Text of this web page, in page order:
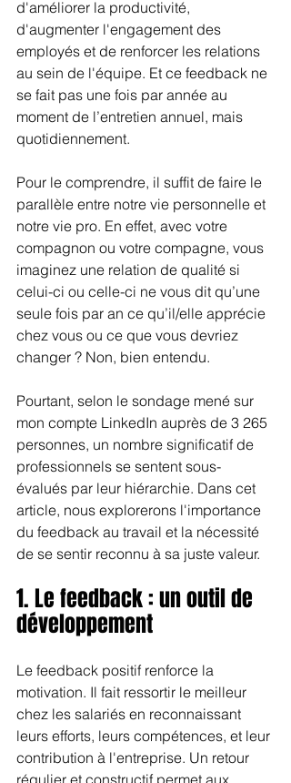
d'améliorer la productivité,
d'augmenter l'engagement des
employés et de renforcer les relations
au sein de l'équipe. Et ce feedback ne
se fait pas une fois par année au
moment de l’entretien annuel, mais
quotidiennement.
Pour le comprendre, il suffit de faire le
parallèle entre notre vie personnelle et
notre vie pro. En effet, avec votre
compagnon ou votre compagne, vous
imaginez une relation de qualité si
celui-ci ou celle-ci ne vous dit qu’une
seule fois par an ce qu’il/elle apprécie
chez vous ou ce que vous devriez
changer ? Non, bien entendu.
Pourtant, selon le sondage mené sur
mon compte LinkedIn auprès de 3 265
personnes, un nombre significatif de
professionnels se sentent sous-
évalués par leur hiérarchie. Dans cet
article, nous explorerons l'importance
du feedback au travail et la nécessité
de se sentir reconnu à sa juste valeur.
1. Le feedback : un outil de
développement
Le feedback positif renforce la
motivation. Il fait ressortir le meilleur
chez les salariés en reconnaissant
leurs efforts, leurs compétences, et leur
contribution à l'entreprise. Un retour